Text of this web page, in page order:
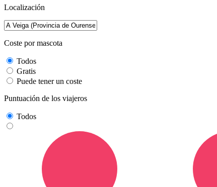
Localización
Coste por mascota
Todos
Gratis
Puede tener un coste
Puntuación de los viajeros
Todos